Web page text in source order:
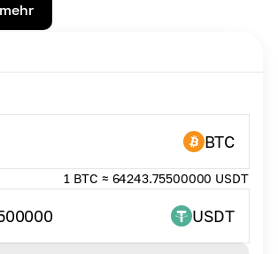
BTC
1 BTC ≈ 64243.75500000 USDT
USDT